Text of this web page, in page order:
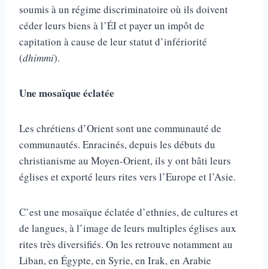
soumis à un régi­me discriminatoire où ils doivent
céder leurs biens à l’ÉI et payer un impôt de
capitation à cause de leur statut d’infériorité
(dhimmi).
Une mosaïque éclatée
Les chrétiens d’Orient sont une communauté de
communautés. Enracinés, depuis les débuts du
christianisme au Moyen-Orient, ils y ont bâti leurs
églises et exporté leurs rites vers l’Euro­pe et l’Asie.
C’est une mosaïque éclatée d’ethnies, de cultures et
de langues, à l’image de leurs multiples églises aux
rites très diversifiés. On les retrouve notamment au
Liban, en Égypte, en Syrie, en Irak, en Arabie